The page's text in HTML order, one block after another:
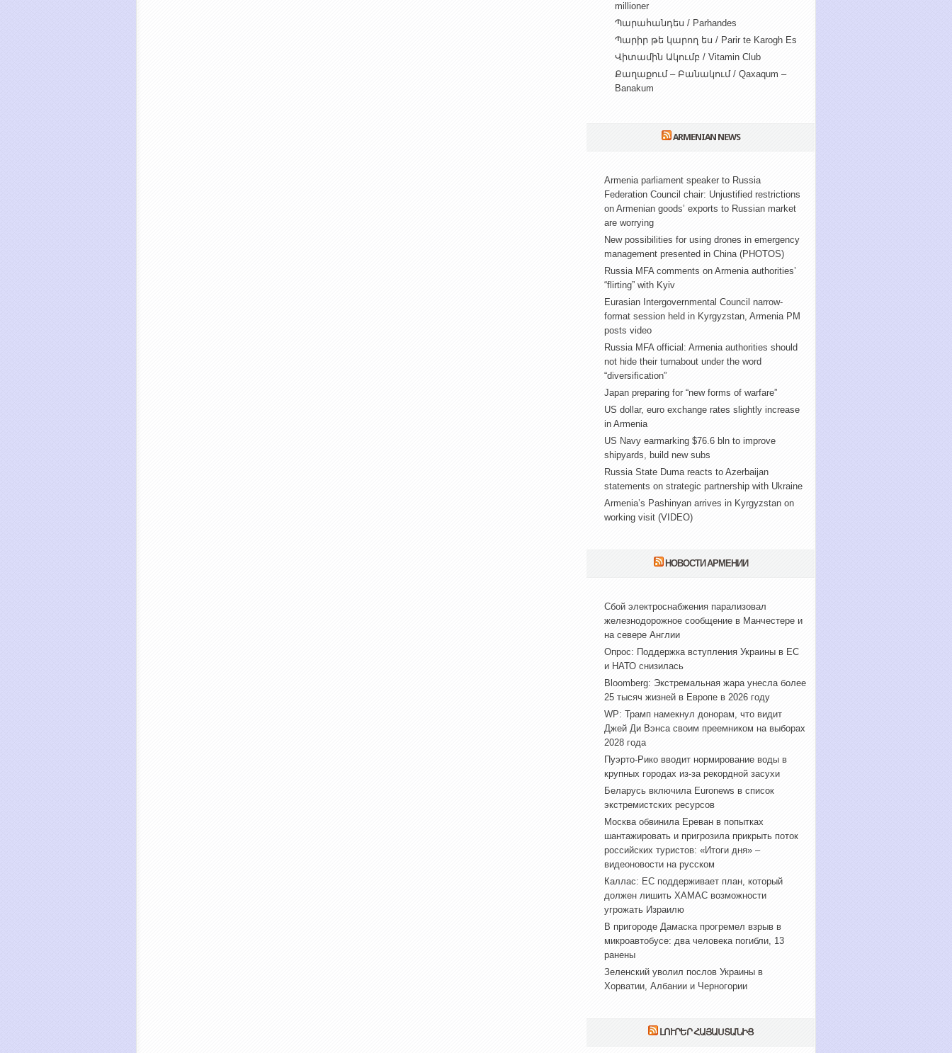
millioner
Պարահանդես / Parhandes
Պարիր թե կարող ես / Parir te Karogh Es
Վիտամին Ակումբ / Vitamin Club
Քաղաքում – Բանակում / Qaxaqum –
Banakum
ARMENIAN NEWS
Armenia parliament speaker to Russia
Federation Council chair: Unjustified restrictions
on Armenian goods’ exports to Russian market
are worrying
New possibilities for using drones in emergency
management presented in China (PHOTOS)
Russia MFA comments on Armenia authorities’
“flirting” with Kyiv
Eurasian Intergovernmental Council narrow-
format session held in Kyrgyzstan, Armenia PM
posts video
Russia MFA official: Armenia authorities should
not hide their turnabout under the word
“diversification”
Japan preparing for “new forms of warfare”
US dollar, euro exchange rates slightly increase
in Armenia
US Navy earmarking $76.6 bln to improve
shipyards, build new subs
Russia State Duma reacts to Azerbaijan
statements on strategic partnership with Ukraine
Armenia’s Pashinyan arrives in Kyrgyzstan on
working visit (VIDEO)
НОВОСТИ АРМЕНИИ
Сбой электроснабжения парализовал
железнодорожное сообщение в Манчестере и
на севере Англии
Опрос: Поддержка вступления Украины в ЕС
и НАТО снизилась
Bloomberg: Экстремальная жара унесла более
25 тысяч жизней в Европе в 2026 году
WP: Трамп намекнул донорам, что видит
Джей Ди Вэнса своим преемником на выборах
2028 года
Пуэрто-Рико вводит нормирование воды в
крупных городах из-за рекордной засухи
Беларусь включила Euronews в список
экстремистских ресурсов
Москва обвинила Ереван в попытках
шантажировать и пригрозила прикрыть поток
российских туристов: «Итоги дня» –
видеоновости на русском
Каллас: ЕС поддерживает план, который
должен лишить ХАМАС возможности
угрожать Израилю
В пригороде Дамаска прогремел взрыв в
микроавтобусе: два человека погибли, 13
ранены
Зеленский уволил послов Украины в
Хорватии, Албании и Черногории
ԼՈՒՐԵՐ ՀԱՅԱՍՏԱՆԻՑ